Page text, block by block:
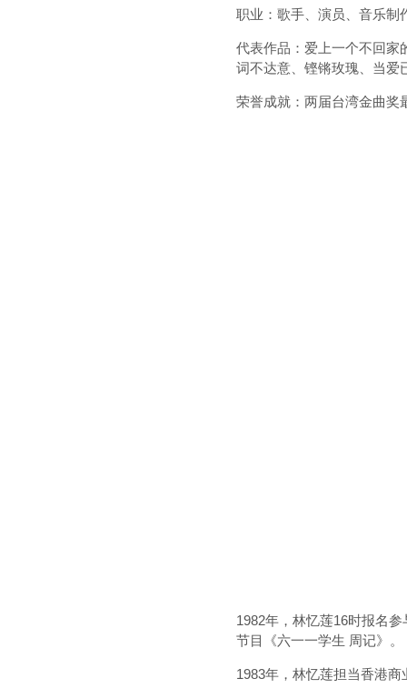
职业：歌手、演员、音乐制
代表作品：爱上一个不回家
词不达意、铿锵玫瑰、当爱
荣誉成就：两届台湾金曲奖
1982年，林忆莲16时报名
节目《六一一学生 周记》。
1983年，林忆莲担当香港